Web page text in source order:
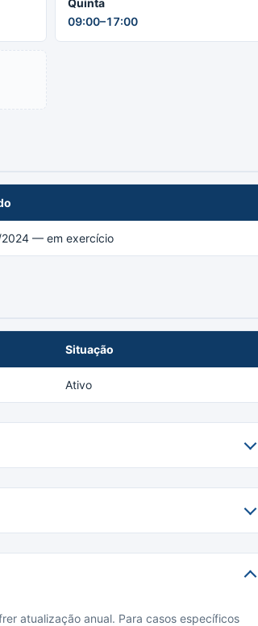
09:00–17:00
— em exercício
Situação
Ativo
atualização anual. Para casos específicos